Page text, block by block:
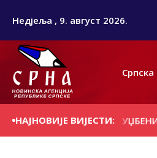
Недјеља , 9. август 2026.
НАЈНОВИЈЕ ВИЈЕСТИ:
БЕСПЛАТНИХ УЏБЕНИКА